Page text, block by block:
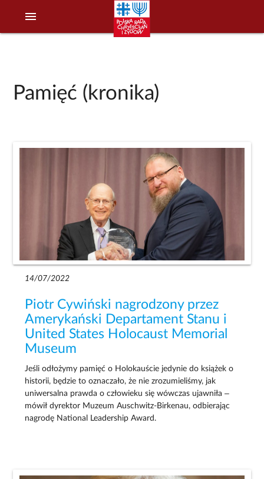
menu
Pamięć (kronika)
14/07/2022
Piotr Cywiński nagrodzony przez
Amerykański Departament Stanu i
United States Holocaust Memorial
Museum
Jeśli odłożymy pamięć o Holokauście jedynie do książek o
historii, będzie to oznaczało, że nie zrozumieliśmy, jak
uniwersalna prawda o człowieku się wówczas ujawniła –
mówił dyrektor Muzeum Auschwitz-Birkenau, odbierając
nagrodę National Leadership Award.